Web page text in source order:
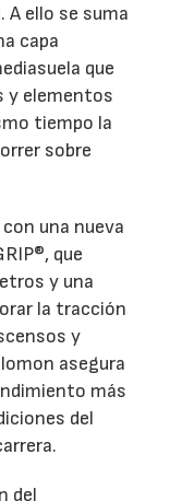
A ello se suma
capa
que
y elementos
tiempo la
sobre
una nueva
que
y una
la tracción
y
asegura
más
del
del